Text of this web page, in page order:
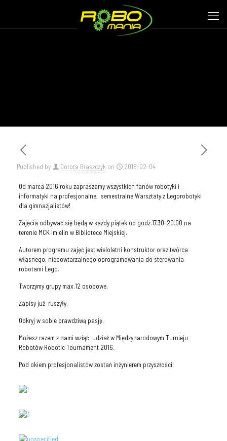
Published by Dorota Błaszczyk on 2016-02-04
Od marca 2016 roku zapraszamy wszystkich fanów robotyki i
informatyki na profesjonalne, semestralne Warsztaty z Legorobotyki
dla gimnazjalistów!
Zajęcia odbywać się będą w każdy piątek od godz.17.30-20.00 na
terenie MCK Imielin w Bibliotece Miejskiej.
Autorem programu zajęć jest wieloletni konstruktor oraz twórca
własnego, niepowtarzalnego oprogramowania do sterowania
robotami Lego.
Tworzymy grupy max.12 osobowe.
Zapisy już ruszyły.
Odkryj w sobie prawdziwą pasję.
Możesz razem z nami wziąć udział w Międzynarodowym Turnieju
Robotów Robotic Tournament 2016.
Pod okiem profesjonalistów zostań inżynierem przyszłości!